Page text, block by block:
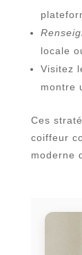
locale
Visitez
montre
Ces
coiffeur
moderne